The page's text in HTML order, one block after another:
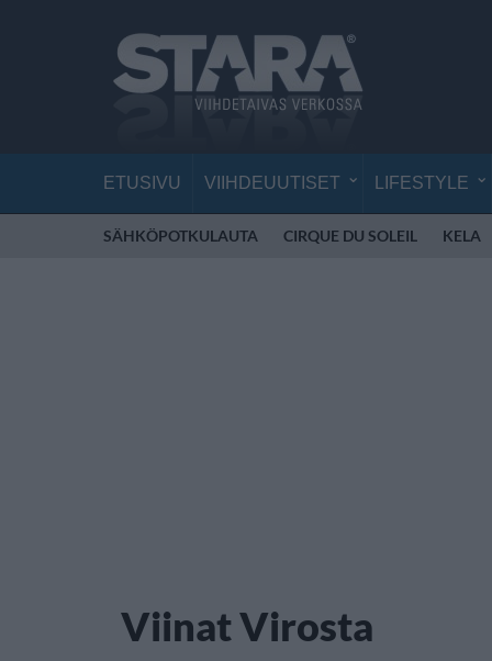
ETUSIVU VIIHDEUUTISET LIFESTYLE
SÄHKÖPOTKULAUTA CIRQUE DU SOLEIL KELA
Viinat Virosta